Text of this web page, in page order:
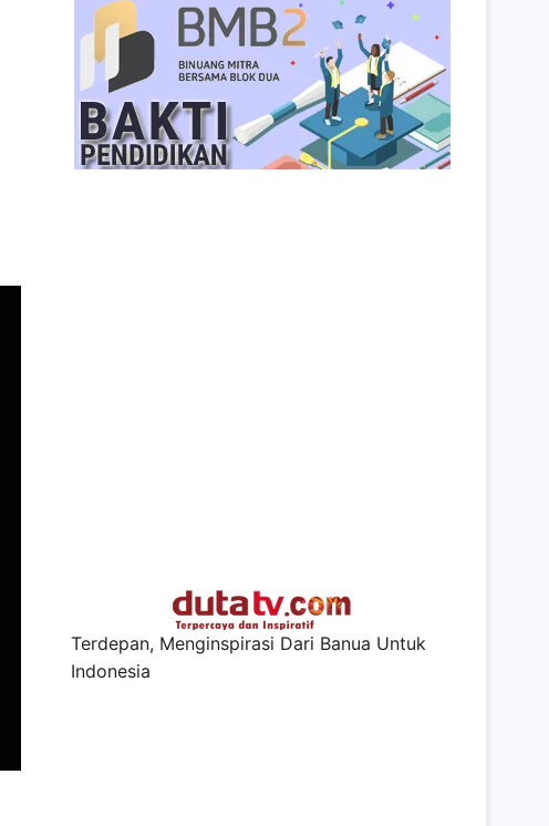
Terdepan, Menginspirasi Dari Banua Untuk
Indonesia